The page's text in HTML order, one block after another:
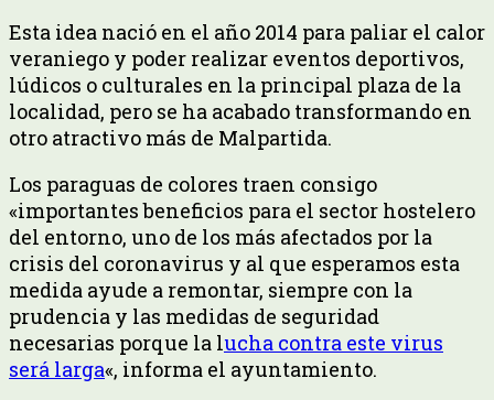
Esta idea nació en el año 2014 para paliar el calor
veraniego y poder realizar eventos deportivos,
lúdicos o culturales en la principal plaza de la
localidad, pero se ha acabado transformando en
otro atractivo más de Malpartida.
Los paraguas de colores traen consigo
«importantes beneficios para el sector hostelero
del entorno, uno de los más afectados por la
crisis del coronavirus y al que esperamos esta
medida ayude a remontar, siempre con la
prudencia y las medidas de seguridad
necesarias porque la lucha contra este virus
será larga«, informa el ayuntamiento.